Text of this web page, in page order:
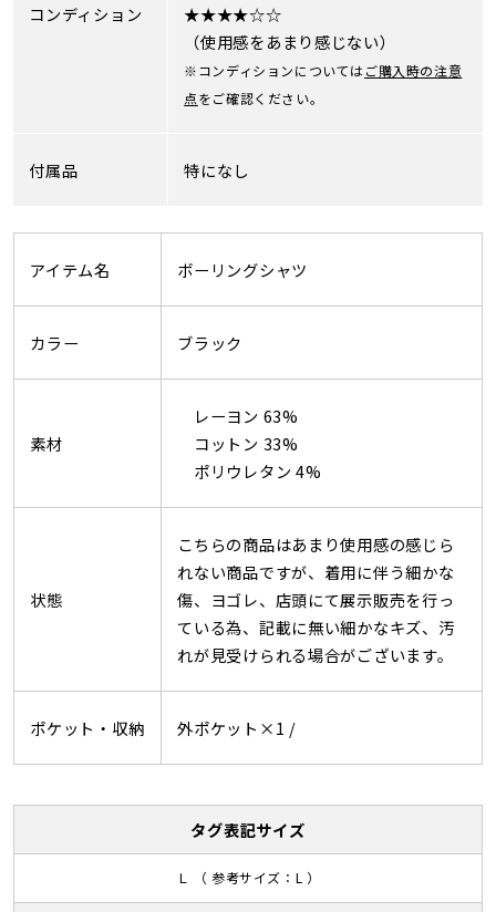
コンディション
★★★★☆☆
（使用感をあまり感じない）
※コンディションについてはご購入時の注意
点をご確認ください。
付属品 特になし
アイテム名 ボーリングシャツ
カラー ブラック
素材
レーヨン 63%
コットン 33%
ポリウレタン 4%
状態
こちらの商品はあまり使用感の感じら
れない商品ですが、着用に伴う細かな
傷、ヨゴレ、店頭にて展示販売を行っ
ている為、記載に無い細かなキズ、汚
れが見受けられる場合がございます。
ポケット・収納 外ポケット×1 /
タグ表記サイズ
Ｌ （ 参考サイズ：L ）